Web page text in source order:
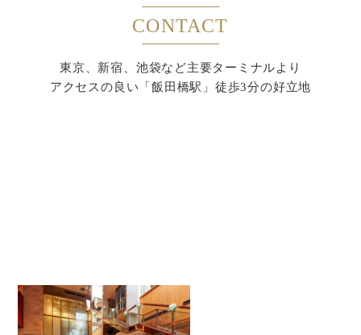
CONTACT
東京、新宿、池袋など主要ターミナルより
アクセスの良い「飯田橋駅」徒歩3分の好立地